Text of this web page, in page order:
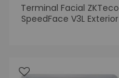
Terminal Facial ZKTeco
SpeedFace V3L Exterior